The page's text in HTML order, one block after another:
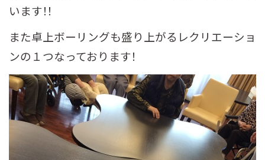
います！！
また卓上ボーリングも盛り上がるレクリエーショ
ンの１つなっております！